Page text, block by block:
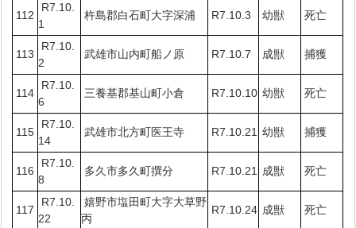
112
R7.10.
1
杵島郡白石町大字深浦 R7.10.3 幼獣 死亡
113
R7.10.
2
武雄市山内町船ノ原 R7.10.7 成獣 捕獲
114
R7.10.
6
三養基郡基山町小倉 R7.10.10 幼獣 死亡
115
R7.10.
14
武雄市北方町医王寺 R7.10.21 幼獣 捕獲
116
R7.10.
8
多久市多久町撰分 R7.10.21 成獣 死亡
117
R7.10.
22
嬉野市塩田町大字大草野
丙
R7.10.24 成獣 死亡